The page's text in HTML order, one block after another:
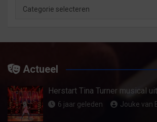
categorie
Actueel
Herstart Tina Turner musical
6 jaar geleden Jouke van